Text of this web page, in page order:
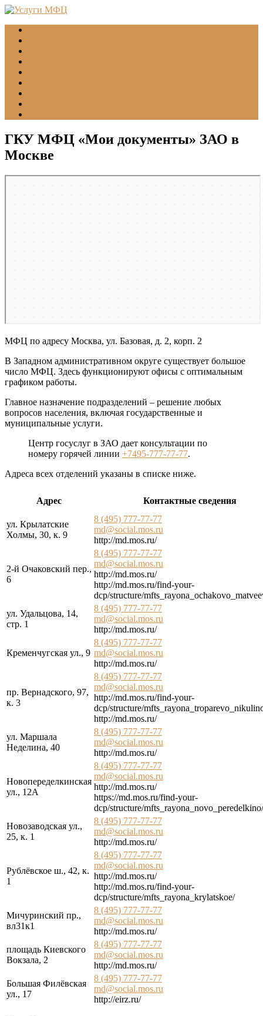
ГКУ МФЦ «Мои документы» ЗАО в
Москве
МФЦ по адресу Москва, ул. Базовая, д. 2, корп. 2
В Западном административном округе существует большое
число МФЦ. Здесь функционируют офисы с оптимальным
графиком работы.
Главное назначение подразделений – решение любых
вопросов населения, включая государственные и
муниципальные услуги.
Центр госуслуг в ЗАО дает консультации по
номеру горячей линии +7495-777-77-77.
Адреса всех отделений указаны в списке ниже.
Адрес Контактные сведения
ул. Крылатские
Холмы, 30, к. 9
8 (495) 777-77-77
md@social.mos.ru
http://md.mos.ru/
2-й Очаковский пер.,
6
8 (495) 777-77-77
md@social.mos.ru
http://md.mos.ru/
http://md.mos.ru/find-your-
dcp/structure/
ул. Удальцова, 14,
стр. 1
8 (495) 777-77-77
md@social.mos.ru
http://md.mos.ru/
Кременчугская ул., 9
8 (495) 777-77-77
md@social.mos.ru
http://md.mos.ru/
пр. Вернадского, 97,
к. 3
8 (495) 777-77-77
md@social.mos.ru
http://md.mos.ru/find-your-
dcp/structure/
http://md.mos.ru/
ул. Маршала
Неделина, 40
8 (495) 777-77-77
md@social.mos.ru
http://md.mos.ru/
Новопеределкинская
ул., 12А
8 (495) 777-77-77
md@social.mos.ru
http://md.mos.ru/
https://md.mos.ru/find-your-
dcp/structure/mfts_rayona_novo_peredelkino/
Новозаводская ул.,
25, к. 1
8 (495) 777-77-77
md@social.mos.ru
http://md.mos.ru/
Рублёвское ш., 42, к.
1
8 (495) 777-77-77
md@social.mos.ru
http://md.mos.ru/
http://md.mos.ru/find-your-
dcp/structure/mfts_rayona_krylatskoe/
Мичуринский пр.,
вл31к1
8 (495) 777-77-77
md@social.mos.ru
http://md.mos.ru/
площадь Киевского
Вокзала, 2
8 (495) 777-77-77
md@social.mos.ru
http://md.mos.ru/
Большая Филёвская
ул., 17
8 (495) 777-77-77
md@social.mos.ru
http://eirz.ru/